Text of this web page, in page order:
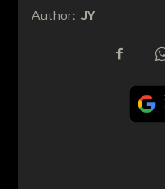
Author: JY